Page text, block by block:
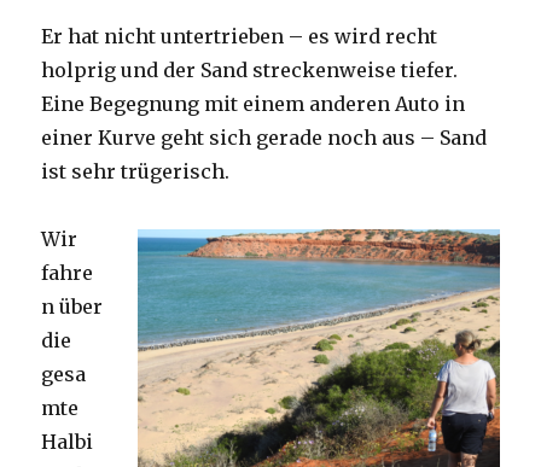
Er hat nicht untertrieben – es wird recht
holprig und der Sand streckenweise tiefer.
Eine Begegnung mit einem anderen Auto in
einer Kurve geht sich gerade noch aus – Sand
ist sehr trügerisch.
Wir
fahre
n über
die
gesa
mte
Halbi